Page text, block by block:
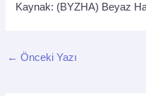
Kaynak: (BYZHA) Beyaz
← Önceki Yazı